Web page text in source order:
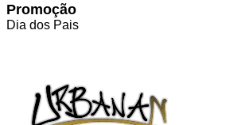
Promoção
Dia dos Pais